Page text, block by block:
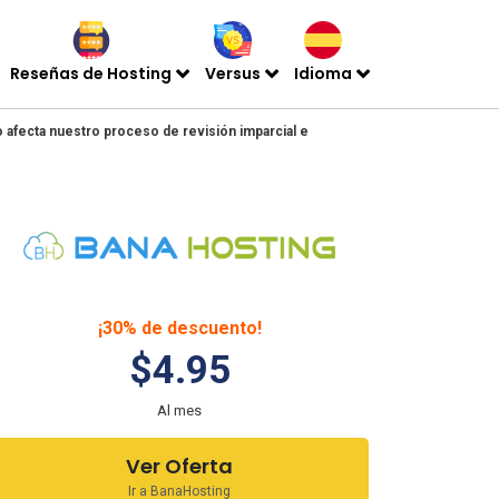
Reseñas de Hosting Versus Idioma
afecta nuestro proceso de revisión imparcial e
¡30% de descuento!
$4.95
Al mes
Ver Oferta
Ir a BanaHosting